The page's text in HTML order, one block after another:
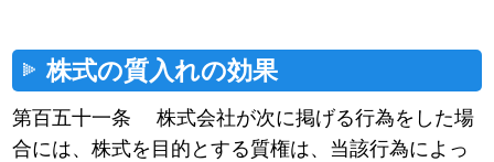
株式の質入れの効果
第百五十一条 株式会社が次に掲げる行為をした場
合には、株式を目的とする質権は、当該行為によっ